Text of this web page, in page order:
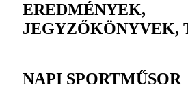
EREDMÉNYEK,
JEGYZŐKÖNYVEK,
NAPI SPORTMŰSOR